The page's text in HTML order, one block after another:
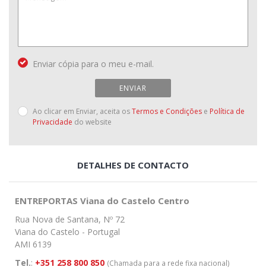
Enviar cópia para o meu e-mail.
ENVIAR
Ao clicar em Enviar, aceita osTermos e Condições e Política de
Privacidade do website
DETALHES DE CONTACTO
ENTREPORTAS Viana do Castelo Centro
Rua Nova de Santana, Nº 72
Viana do Castelo - Portugal
AMI 6139
Tel.: +351 258 800 850 (Chamada para a rede fixa nacional)